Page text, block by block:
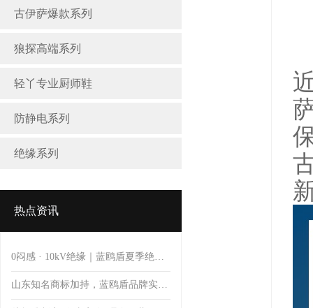
古伊萨爆款系列
狼探高端系列
轻丫专业厨师鞋
防静电系列
绝缘系列
热点资讯
0闷感 · 10kV绝缘｜蓝鸥盾夏季绝缘安全鞋
山东知名商标加持，蓝鸥盾品牌实力彰显品质价值